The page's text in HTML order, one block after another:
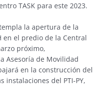
TASK para este 2023.
la apertura de la
en el predio de la Central
próximo,
Asesoría de Movilidad
en la construcción del
instalaciones del PTI-PY,